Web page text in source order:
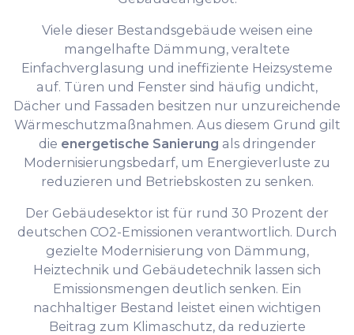
Viele dieser Bestandsgebäude weisen eine
mangelhafte Dämmung, veraltete
Einfachverglasung und ineffiziente Heizsysteme
auf. Türen und Fenster sind häufig undicht,
Dächer und Fassaden besitzen nur unzureichende
Wärmeschutzmaßnahmen. Aus diesem Grund gilt
die energetische Sanierung als dringender
Modernisierungsbedarf, um Energieverluste zu
reduzieren und Betriebskosten zu senken.
Der Gebäudesektor ist für rund 30 Prozent der
deutschen CO2-Emissionen verantwortlich. Durch
gezielte Modernisierung von Dämmung,
Heiztechnik und Gebäudetechnik lassen sich
Emissionsmengen deutlich senken. Ein
nachhaltiger Bestand leistet einen wichtigen
Beitrag zum Klimaschutz, da reduzierte